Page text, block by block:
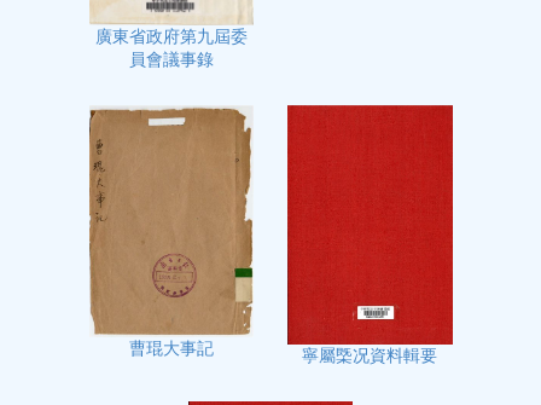
廣東省政府第九屆委
員會議事錄
曹琨大事記 寧屬㮣况資料輯要